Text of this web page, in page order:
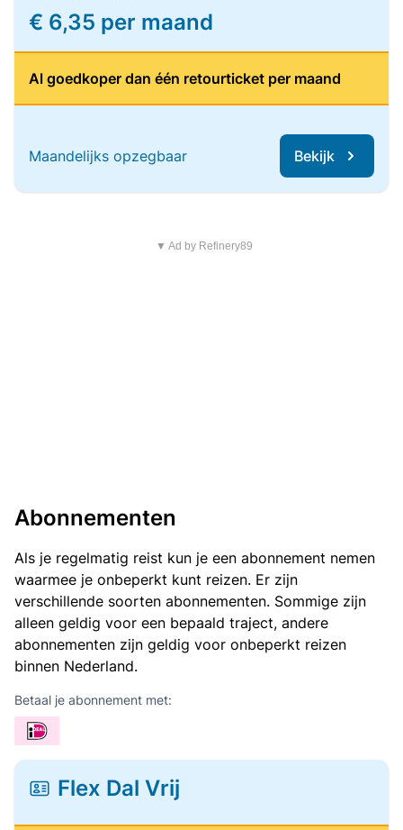
€ 6,35 per maand
Al goedkoper dan één retourticket per maand
Maandelijks opzegbaar Bekijk
▼ Ad by Refinery89
Abonnementen
Als je regelmatig reist kun je een abonnement nemen
waarmee je onbeperkt kunt reizen. Er zijn
verschillende soorten abonnementen. Sommige zijn
alleen geldig voor een bepaald traject, andere
abonnementen zijn geldig voor onbeperkt reizen
binnen Nederland.
Betaal je abonnement met:
Flex Dal Vrij